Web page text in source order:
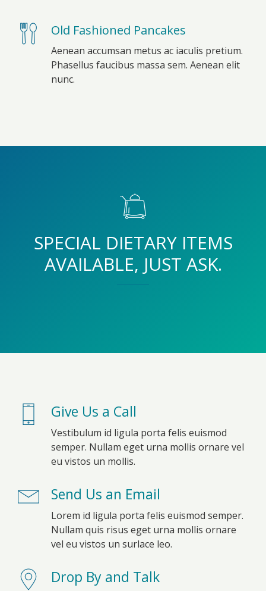
Old Fashioned Pancakes
Aenean accumsan metus ac iaculis pretium.
Phasellus faucibus massa sem. Aenean elit
nunc.
SPECIAL DIETARY ITEMS
AVAILABLE, JUST ASK.
Give Us a Call
Vestibulum id ligula porta felis euismod
semper. Nullam eget urna mollis ornare vel
eu vistos un mollis.
Send Us an Email
Lorem id ligula porta felis euismod semper.
Nullam quis risus eget urna mollis ornare
vel eu vistos un surlace leo.
Drop By and Talk